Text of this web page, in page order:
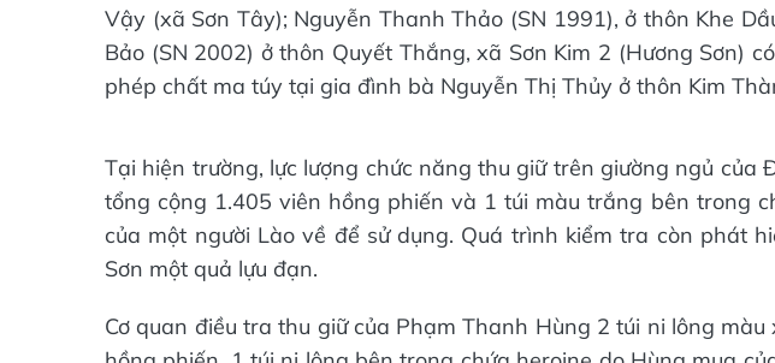
Vậy (xã Sơn Tây); Nguyễn Thanh Thảo (SN 1991), ở thôn Khe
Bảo (SN 2002) ở thôn Quyết Thắng, xã Sơn Kim 2 (Hương Sơn)
phép chất ma túy tại gia đình bà Nguyễn Thị Thủy ở thôn Kim
Tại hiện trường, lực lượng chức năng thu giữ trên giường ngủ của
tổng cộng 1.405 viên hồng phiến và 1 túi màu trắng bên trong
của một người Lào về để sử dụng. Quá trình kiểm tra còn phát
Sơn một quả lựu đạn.
Cơ quan điều tra thu giữ của Phạm Thanh Hùng 2 túi ni lông